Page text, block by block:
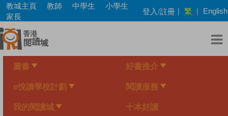
Skip
main
content
教城主頁 教師 中學生
小學生
家長
登入/註冊 | 繁 | English
圖書 好書推介
e悅讀學校計劃 閱讀服務
我的閱讀城 十本好讀